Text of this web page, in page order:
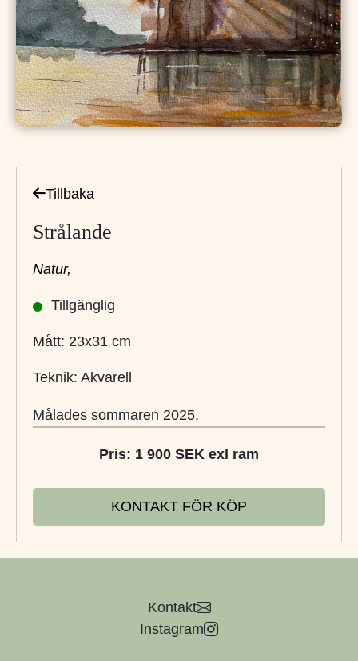
Tillbaka
Strålande
Natur,
Tillgänglig
Mått: 23x31 cm
Teknik: Akvarell
Målades sommaren 2025.
Pris: 1 900 SEK exl ram
KONTAKT FÖR KÖP
Kontakt
Instagram